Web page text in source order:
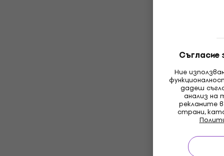
Съгласие
Ние
дадеш
анализ на
рекламите
страни,